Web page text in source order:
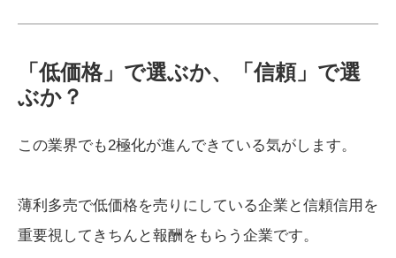
「低価格」で選ぶか、「信頼」で選
ぶか？
この業界でも2極化が進んできている気がします。
薄利多売で低価格を売りにしている企業と信頼信用を
重要視してきちんと報酬をもらう企業です。